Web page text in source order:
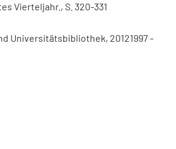
Vierteljahr., S. 320-331
Universitätsbibliothek, 20121997 -